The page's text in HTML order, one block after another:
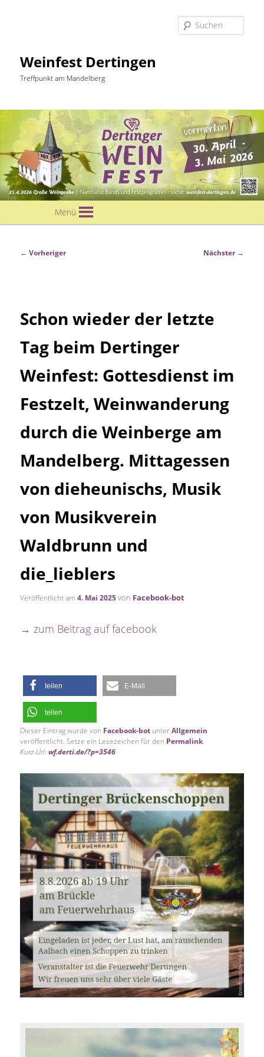
Weinfest Dertingen
Treffpunkt am Mandelberg
primären
springen
Menü
Beitragsnavigation
← Vorheriger Nächster →
Schon wieder der letzte
Tag beim Dertinger
Weinfest: Gottesdienst im
Festzelt, Weinwanderung
durch die Weinberge am
Mandelberg. Mittagessen
von dieheunischs, Musik
von Musikverein
Waldbrunn und
die_lieblers
Veröffentlicht am4. Mai 2025von Facebook-bot
→ zum Beitrag auf facebook
teilen E-Mail
teilen
Dieser Eintrag wurde von Facebook-bot unterAllgemein
veröffentlicht. Setze ein Lesezeichen für den Permalink.
Kurz-Url:wf.derti.de/?p=3546